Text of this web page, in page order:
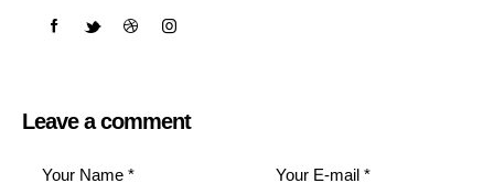
Leave a comment